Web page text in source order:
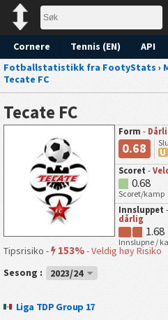
Cornere Tennis (EN) API
Fotballstatistikk fra FootyStats ›
Tecate FC
Tecate FC
Form -
0.68
U
Scoret -
0.68
Scoret/kamp
Innsluppet -
dårlig
1.68
Innslupne /
Tipsrisiko - 153%-Veldig høy Risiko
Sesong :
2023/24
Liga TDP Group 17